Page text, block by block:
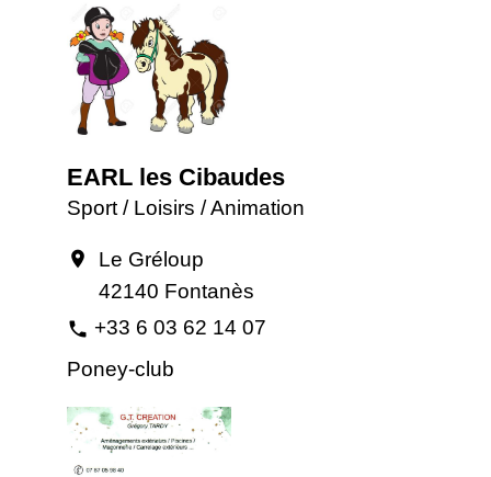
EARL les Cibaudes
Sport / Loisirs / Animation
location_on
Le Gréloup
42140 Fontanès
phone +33 6 03 62 14 07
Poney-club